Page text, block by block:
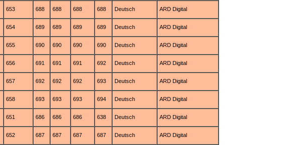
653 688 688 688 688 Deutsch ARD Digital
654 689 689 689 689 Deutsch ARD Digital
655 690 690 690 690 Deutsch ARD Digital
656 691 691 691 692 Deutsch ARD Digital
657 692 692 692 693 Deutsch ARD Digital
658 693 693 693 694 Deutsch ARD Digital
651 686 686 686 638 Deutsch ARD Digital
652 687 687 687 687 Deutsch ARD Digital